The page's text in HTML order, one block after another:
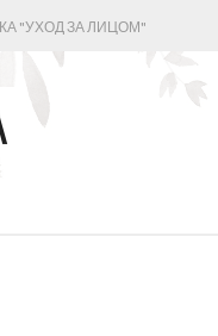
"УХОД ЗА ЛИЦОМ"